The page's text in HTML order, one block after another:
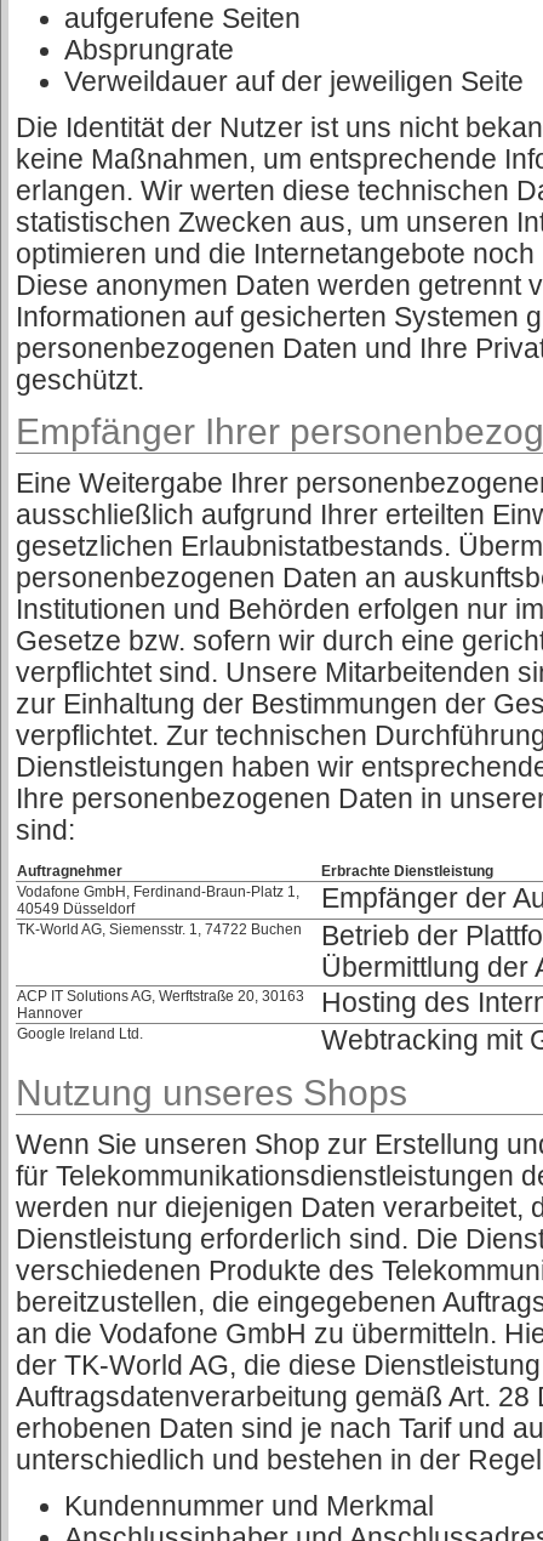
aufgerufene Seiten
Absprungrate
Verweildauer auf der jeweiligen Seite
Die Identität der Nutzer ist uns nicht
keine Maßnahmen, um entsprechende
erlangen. Wir werten diese technischen
statistischen Zwecken aus, um unseren
optimieren und die Internetangebote
Diese anonymen Daten werden getrennt
Informationen auf gesicherten Systemen
personenbezogenen Daten und Ihre
geschützt.
Empfänger Ihrer
Eine Weitergabe Ihrer
ausschließlich aufgrund Ihrer erteilten
gesetzlichen Erlaubnistatbestands.
personenbezogenen Daten an
Institutionen und Behörden erfolgen nur
Gesetze bzw. sofern wir durch eine
verpflichtet sind. Unsere Mitarbeitenden
zur Einhaltung der Bestimmungen der
verpflichtet. Zur technischen
Dienstleistungen haben wir
Ihre personenbezogenen Daten in
sind:
Auftragnehmer
Erbrachte Dienstleistung
Vodafone GmbH, Ferdinand-Braun-Platz 1,
40549 Düsseldorf
Empfänger der
TK-World AG, Siemensstr. 1, 74722 Buchen
Betrieb der
Übermittlung der
ACP IT Solutions AG, Werftstraße 20, 30163
Hannover
Hosting des
Google Ireland Ltd. Webtracking mit
Nutzung unseres Shops
Wenn Sie unseren Shop zur Erstellung
für Telekommunikationsdienstleistungen
werden nur diejenigen Daten verarbeitet,
Dienstleistung erforderlich sind. Die
verschiedenen Produkte des
bereitzustellen, die eingegebenen
an die Vodafone GmbH zu übermitteln.
der TK-World AG, die diese
Auftragsdatenverarbeitung gemäß Art.
erhobenen Daten sind je nach Tarif und
unterschiedlich und bestehen in der
Kundennummer und Merkmal